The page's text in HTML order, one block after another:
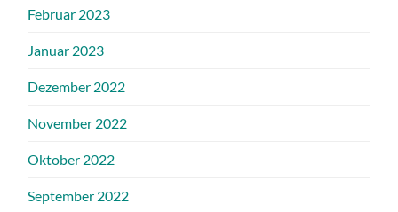
Februar 2023
Januar 2023
Dezember 2022
November 2022
Oktober 2022
September 2022